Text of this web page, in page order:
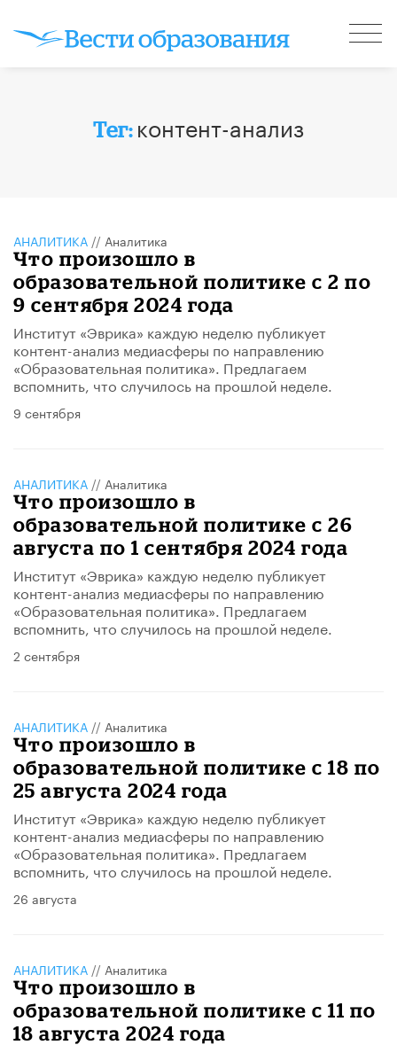
Тег: контент-анализ
АНАЛИТИКА // Аналитика
Что произошло в
образовательной политике с 2 по
9 сентября 2024 года
Институт «Эврика» каждую неделю публикует
контент-анализ медиасферы по направлению
«Образовательная политика». Предлагаем
вспомнить, что случилось на прошлой неделе.
9 сентября
АНАЛИТИКА // Аналитика
Что произошло в
образовательной политике с 26
августа по 1 сентября 2024 года
Институт «Эврика» каждую неделю публикует
контент-анализ медиасферы по направлению
«Образовательная политика». Предлагаем
вспомнить, что случилось на прошлой неделе.
2 сентября
АНАЛИТИКА // Аналитика
Что произошло в
образовательной политике с 18 по
25 августа 2024 года
Институт «Эврика» каждую неделю публикует
контент-анализ медиасферы по направлению
«Образовательная политика». Предлагаем
вспомнить, что случилось на прошлой неделе.
26 августа
АНАЛИТИКА // Аналитика
Что произошло в
образовательной политике с 11 по
18 августа 2024 года